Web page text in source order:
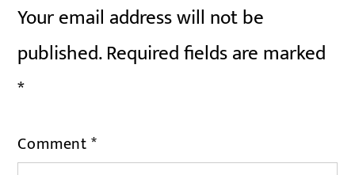
Your email address will not be
published.Required fields are marked
*
Comment*